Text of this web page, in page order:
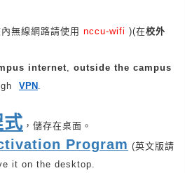
無線網路請使用 nccu-wifi )(在校外
internet, outside the campus
VPN .
式 ，儲存在桌面。
Program (英文版請
it on the desktop.